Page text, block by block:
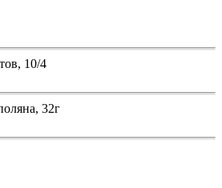
10/4
32г